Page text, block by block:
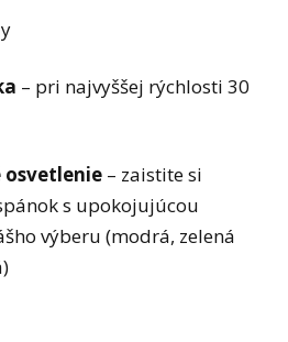
– pri najvyššej rýchlosti 30
osvetlenie – zaistite si
s upokojujúcou
výberu (modrá, zelená